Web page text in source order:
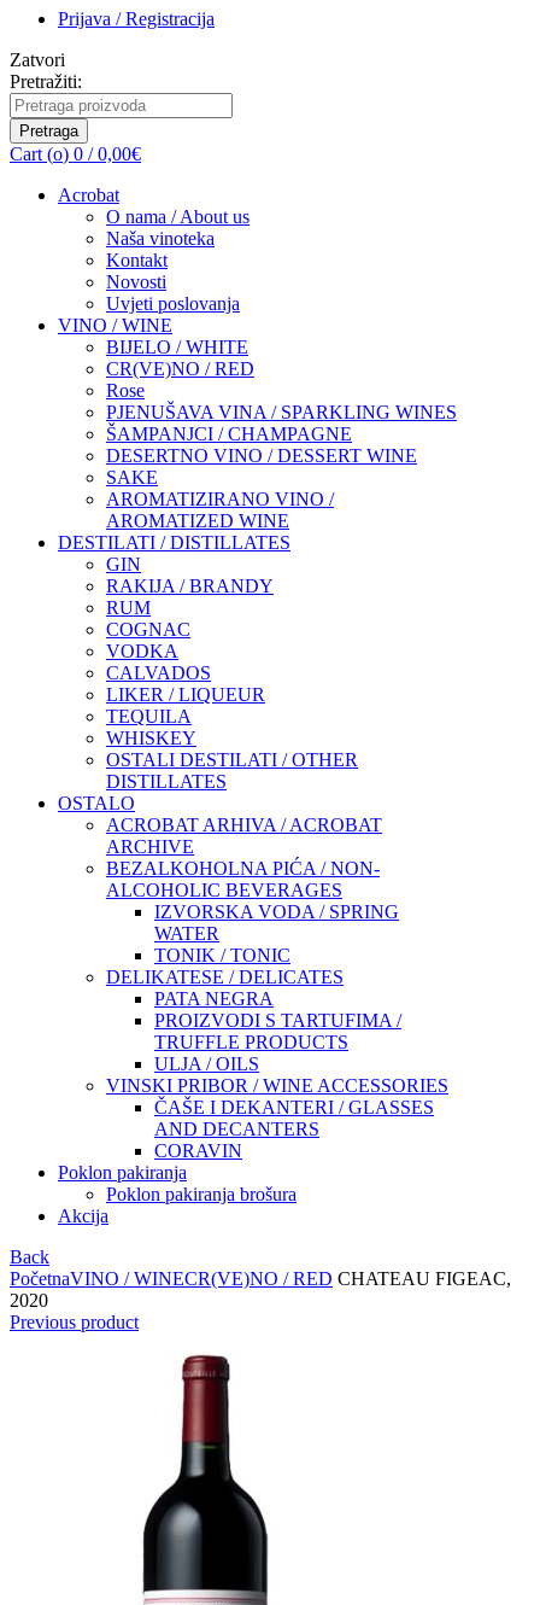
Prijava / Registracija
Zatvori
Pretražiti:
Pretraga
Cart (o) 0 / 0,00€
Acrobat
O nama / About us
Naša vinoteka
Kontakt
Novosti
Uvjeti poslovanja
VINO / WINE
BIJELO / WHITE
CR(VE)NO / RED
Rose
PJENUŠAVA VINA / SPARKLING WINES
ŠAMPANJCI / CHAMPAGNE
DESERTNO VINO / DESSERT WINE
SAKE
AROMATIZIRANO VINO /
AROMATIZED WINE
DESTILATI / DISTILLATES
GIN
RAKIJA / BRANDY
RUM
COGNAC
VODKA
CALVADOS
LIKER / LIQUEUR
TEQUILA
WHISKEY
OSTALI DESTILATI / OTHER
DISTILLATES
OSTALO
ACROBAT ARHIVA / ACROBAT
ARCHIVE
BEZALKOHOLNA PIĆA / NON-
ALCOHOLIC BEVERAGES
IZVORSKA VODA / SPRING
WATER
TONIK / TONIC
DELIKATESE / DELICATES
PATA NEGRA
PROIZVODI S TARTUFIMA /
TRUFFLE PRODUCTS
ULJA / OILS
VINSKI PRIBOR / WINE ACCESSORIES
ČAŠE I DEKANTERI / GLASSES
AND DECANTERS
CORAVIN
Poklon pakiranja
Poklon pakiranja brošura
Akcija
Back
PočetnaVINO / WINECR(VE)NO / RED CHATEAU FIGEAC,
2020
Previous product